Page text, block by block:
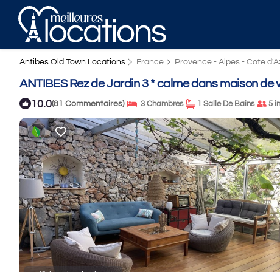
Antibes Old Town Locations France Provence - Alpes - Cote
ANTIBES Rez de Jardin 3 * calme dans maison
10.0(81 Commentaires)| 3 Chambres 1 Salle De Bains 5